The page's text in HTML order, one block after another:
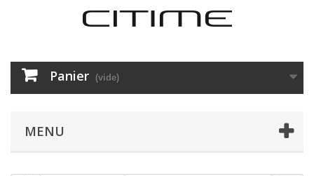
Panier (vide)
MENU